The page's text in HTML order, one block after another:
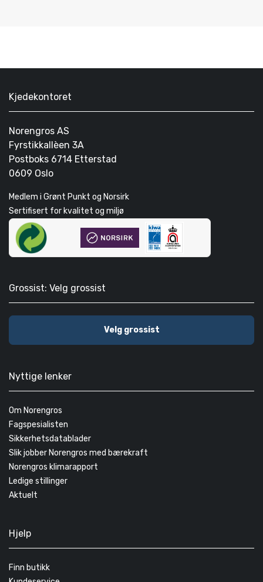
Kjedekontoret
Norengros AS
Fyrstikkallèen 3A
Postboks 6714 Etterstad
0609 Oslo
Medlem i Grønt Punkt og Norsirk
Sertifisert for kvalitet og miljø
Grossist: Velg grossist
Velg grossist
Nyttige lenker
Om Norengros
Fagspesialisten
Sikkerhetsdatablader
Slik jobber Norengros med bærekraft
Norengros klimarapport
Ledige stillinger
Aktuelt
Hjelp
Finn butikk